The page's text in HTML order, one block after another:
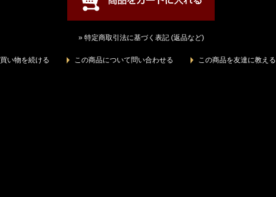
» 特定商取引法に基づく表記 (返品など)
買い物を続ける この商品について問い合わせる この商品を友達に教える